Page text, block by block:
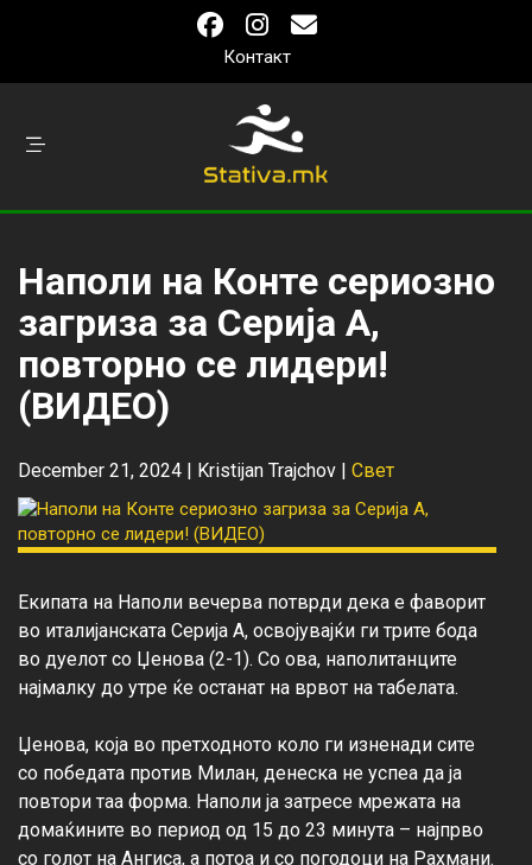
Контакт
Наполи на Конте сериозно
загриза за Серија А,
повторно се лидери!
(ВИДЕО)
December 21, 2024 | Kristijan Trajchov | Свет
Екипата на Наполи вечерва потврди дека е фаворит
во италијанската Серија А, освојувајќи ги трите бода
во дуелот со Џенова (2-1). Со ова, наполитанците
најмалку до утре ќе останат на врвот на табелата.
Џенова, која во претходното коло ги изненади сите
со победата против Милан, денеска не успеа да ја
повтори таа форма. Наполи ја затресе мрежата на
домаќините во период од 15 до 23 минута – најпрво
со голот на Ангиса, а потоа и со погодоци на Рахмани.